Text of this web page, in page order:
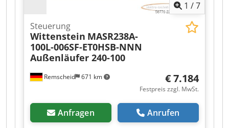
1 /7
Remscheid 671 km
Steuerung
Wittenstein MASR238A-
100L-006SF-ET0HSB-NNN
Außenläufer 240-100
€ 7.184
Festpreis zzgl. MwSt.
Anfragen Anrufen